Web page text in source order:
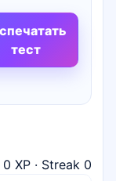
тест
0 XP · Streak 0